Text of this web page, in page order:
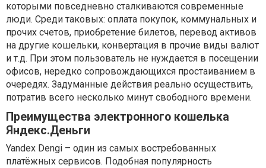
которыми повседневно сталкиваются современные
люди. Среди таковых: оплата покупок, коммунальных и
прочих счетов, приобретение билетов, перевод активов
на другие кошельки, конвертация в прочие виды валют
и т.д. При этом пользователь не нуждается в посещении
офисов, нередко сопровождающихся простаиванием в
очередях. Задуманные действия реально осуществить,
потратив всего несколько минут свободного времени.
Преимущества электронного кошелька
Яндекс.Деньги
Yandex Dengi – один из самых востребованных
платёжных сервисов. Подобная популярность